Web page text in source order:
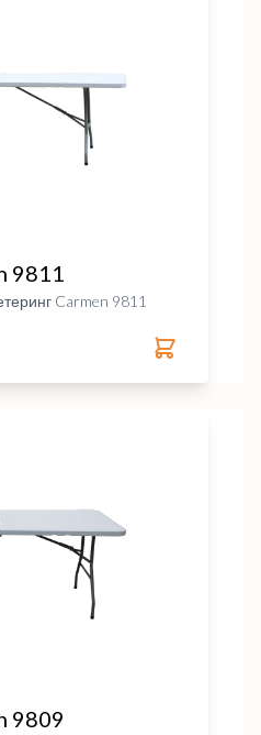
9811
Carmen 9811
9809